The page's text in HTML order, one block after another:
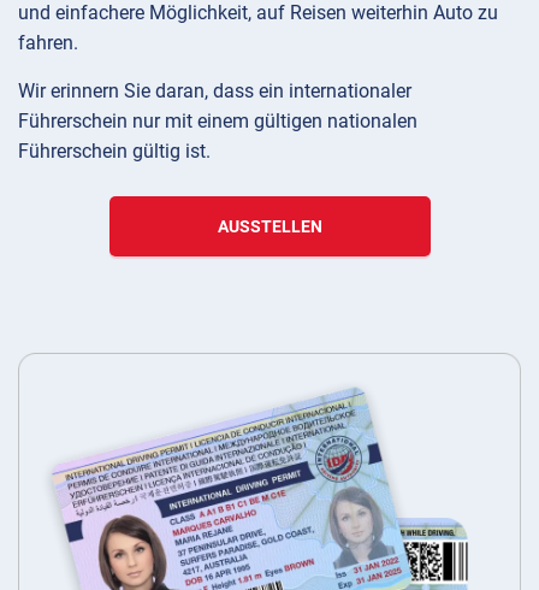
und einfachere Möglichkeit, auf Reisen weiterhin Auto zu
fahren.
Wir erinnern Sie daran, dass ein internationaler
Führerschein nur mit einem gültigen nationalen
Führerschein gültig ist.
AUSSTELLEN